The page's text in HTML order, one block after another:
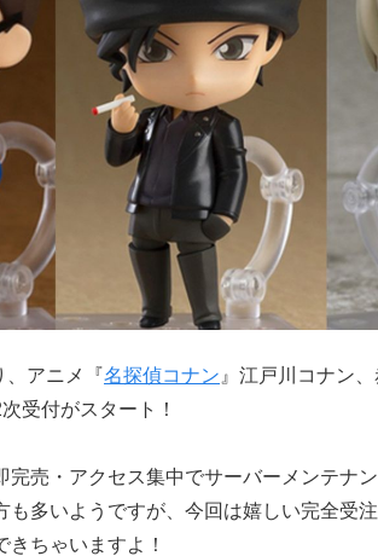
、アニメ『名探偵コナン 』江戸川コナン
受付がスタート！
完売・アクセス集中でサーバーメンテナ
も多いようですが、今回は嬉しい完全受
ちゃいますよ！